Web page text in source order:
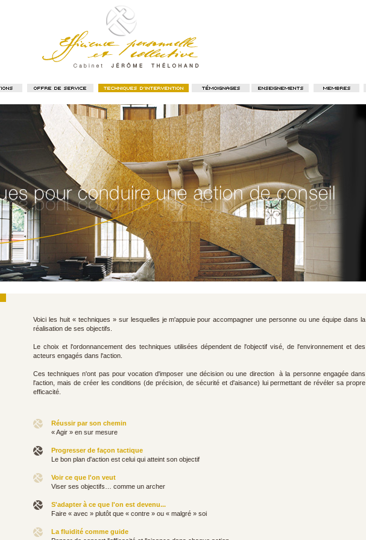
Voici les huit « techniques » sur lesquelles je m'appuie pour accompagner une personne ou une équipe dans la
réalisation de ses objectifs.
Le choix et l'ordonnancement des techniques utilisées dépendent de l'objectif visé, de l'environnement et des
acteurs engagés dans l'action.
Ces techniques n'ont pas pour vocation d'imposer une décision ou une direction à la personne engagée dans
l'action, mais de créer les conditions (de précision, de sécurité et d'aisance) lui permettant de révéler sa propre
efficacité.
Réussir par son chemin
« Agir » en sur mesure
Progresser de façon tactique
Le bon plan d'action est celui qui atteint son objectif
Voir ce que l'on veut
Viser ses objectifs… comme un archer
S'adapter à ce que l'on est devenu...
Faire « avec » plutôt que « contre » ou « malgré » soi
La fluidité comme guide